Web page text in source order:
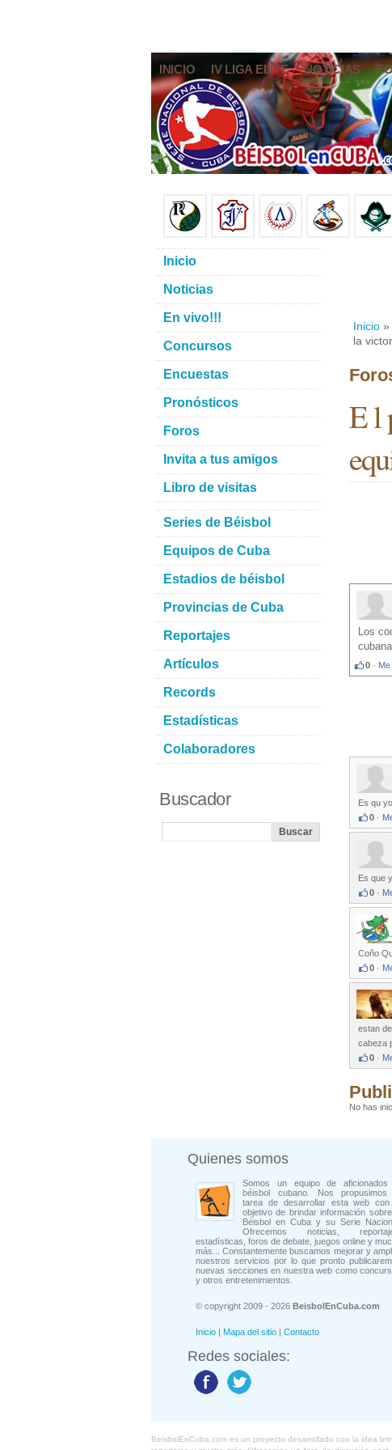
INICIO IV LIGA ELITE NOTICIAS
Inicio »
la
E l
Los
0 ·
Es qu
0 ·
Es que
0 ·
Coño
0 ·
estan
cabeza
0 ·
No has
Inicio
Noticias
En vivo!!!
Concursos
Encuestas
Pronósticos
Foros
Invita a tus amigos
Libro de visitas
Series de Béisbol
Equipos de Cuba
Estadios de béisbol
Provincias de Cuba
Reportajes
Artículos
Records
Estadísticas
Colaboradores
Buscador
Quienes somos
Somos un equipo de
béisbol cubano. Nos
tarea de desarrollar esta web
objetivo de brindar información
Béisbol en Cuba y su Serie
Ofrecemos noticias,
estadísticas, foros de debate, juegos online y
más... Constantemente buscamos mejorar y
nuestros servicios por lo que pronto
nuevas secciones en nuestra web como
y otros entretenimientos.
© copyright 2009 - 2026 BeisbolEnCuba.com
Inicio | Mapa del sitio | Contacto
Redes sociales:
BeisbolEnCuba.com es un proyecto desarrollado con la idea